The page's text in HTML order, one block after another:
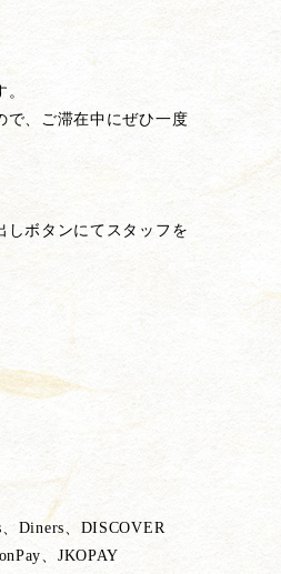
で、ご滞在中にぜひ一度
ボタンにてスタッフを
Diners、DISCOVER
、JKOPAY